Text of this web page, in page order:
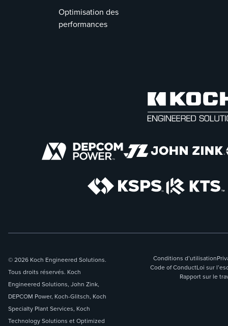
Optimisation des
performances
© 2026 Koch Engineered Solutions.
Tous droits réservés. Koch
Engineered Solutions, John Zink,
DEPCOM Power, Koch-Glitsch, Koch
Specialty Plant Services, Koch
Technology Solutions et Optimized
Conditions d’utilisation
Code of ConductLoi sur
Rapport sur le